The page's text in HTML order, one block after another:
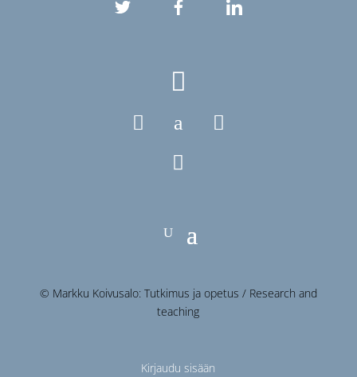
a




© Markku Koivusalo: Tutkimus ja opetus / Research and
teaching
Kirjaudu sisään